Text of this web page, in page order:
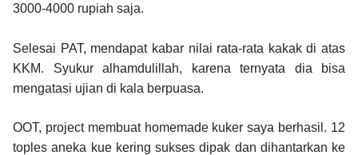
3000-4000 rupiah saja.
Selesai PAT, mendapat kabar nilai rata-rata kakak di atas
KKM. Syukur alhamdulillah, karena ternyata dia bisa
mengatasi ujian di kala berpuasa.
OOT, project membuat homemade kuker saya berhasil. 12
toples aneka kue kering sukses dipak dan dihantarkan ke